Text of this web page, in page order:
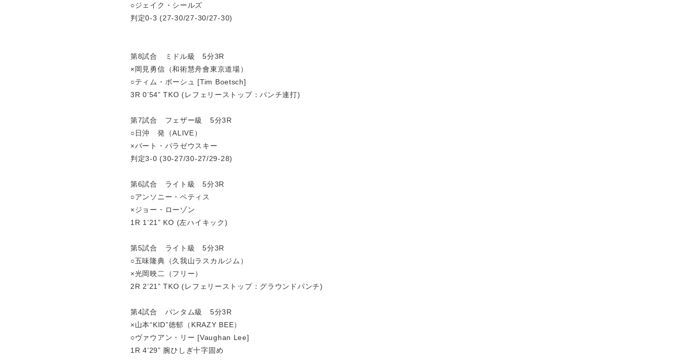
○ジェイク・シールズ
判定0-3 (27-30/27-30/27-30)
第8試合 ミドル級 5分3R
×岡見勇信（和術慧舟會東京道場）
○ティム・ボーシュ [Tim Boetsch]
3R 0’54” TKO (レフェリーストップ：パンチ連打)
第7試合 フェザー級 5分3R
○日沖 発（ALIVE）
×バート・パラゼウスキー
判定3-0 (30-27/30-27/29-28)
第6試合 ライト級 5分3R
○アンソニー・ペティス
×ジョー・ローゾン
1R 1’21” KO (左ハイキック)
第5試合 ライト級 5分3R
○五味隆典（久我山ラスカルジム）
×光岡映二（フリー）
2R 2’21” TKO (レフェリーストップ：グラウンドパンチ)
第4試合 バンタム級 5分3R
×山本“KID”徳郁（KRAZY BEE）
○ヴァウアン・リー [Vaughan Lee]
1R 4’29” 腕ひしぎ十字固め